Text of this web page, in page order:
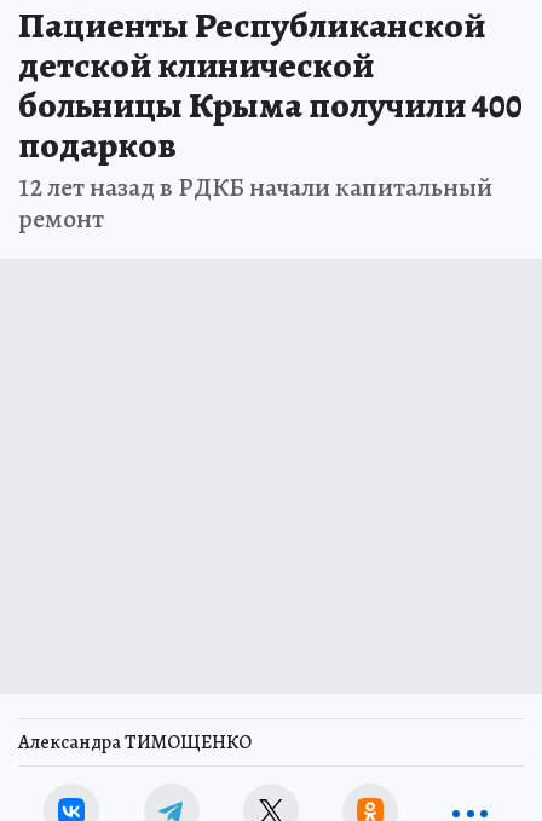
Пациенты Республиканской
детской клинической
больницы Крыма получили 400
подарков
12 лет назад в РДКБ начали капитальный
ремонт
Александра ТИМОЩЕНКО